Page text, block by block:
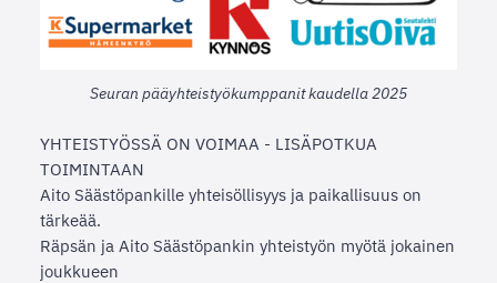
Seuran pääyhteistyökumppanit kaudella 2025
YHTEISTYÖSSÄ ON VOIMAA - LISÄPOTKUA
TOIMINTAAN
Aito Säästöpankille yhteisöllisyys ja paikallisuus on
tärkeää.
Räpsän ja Aito Säästöpankin yhteistyön myötä jokainen
joukkueen